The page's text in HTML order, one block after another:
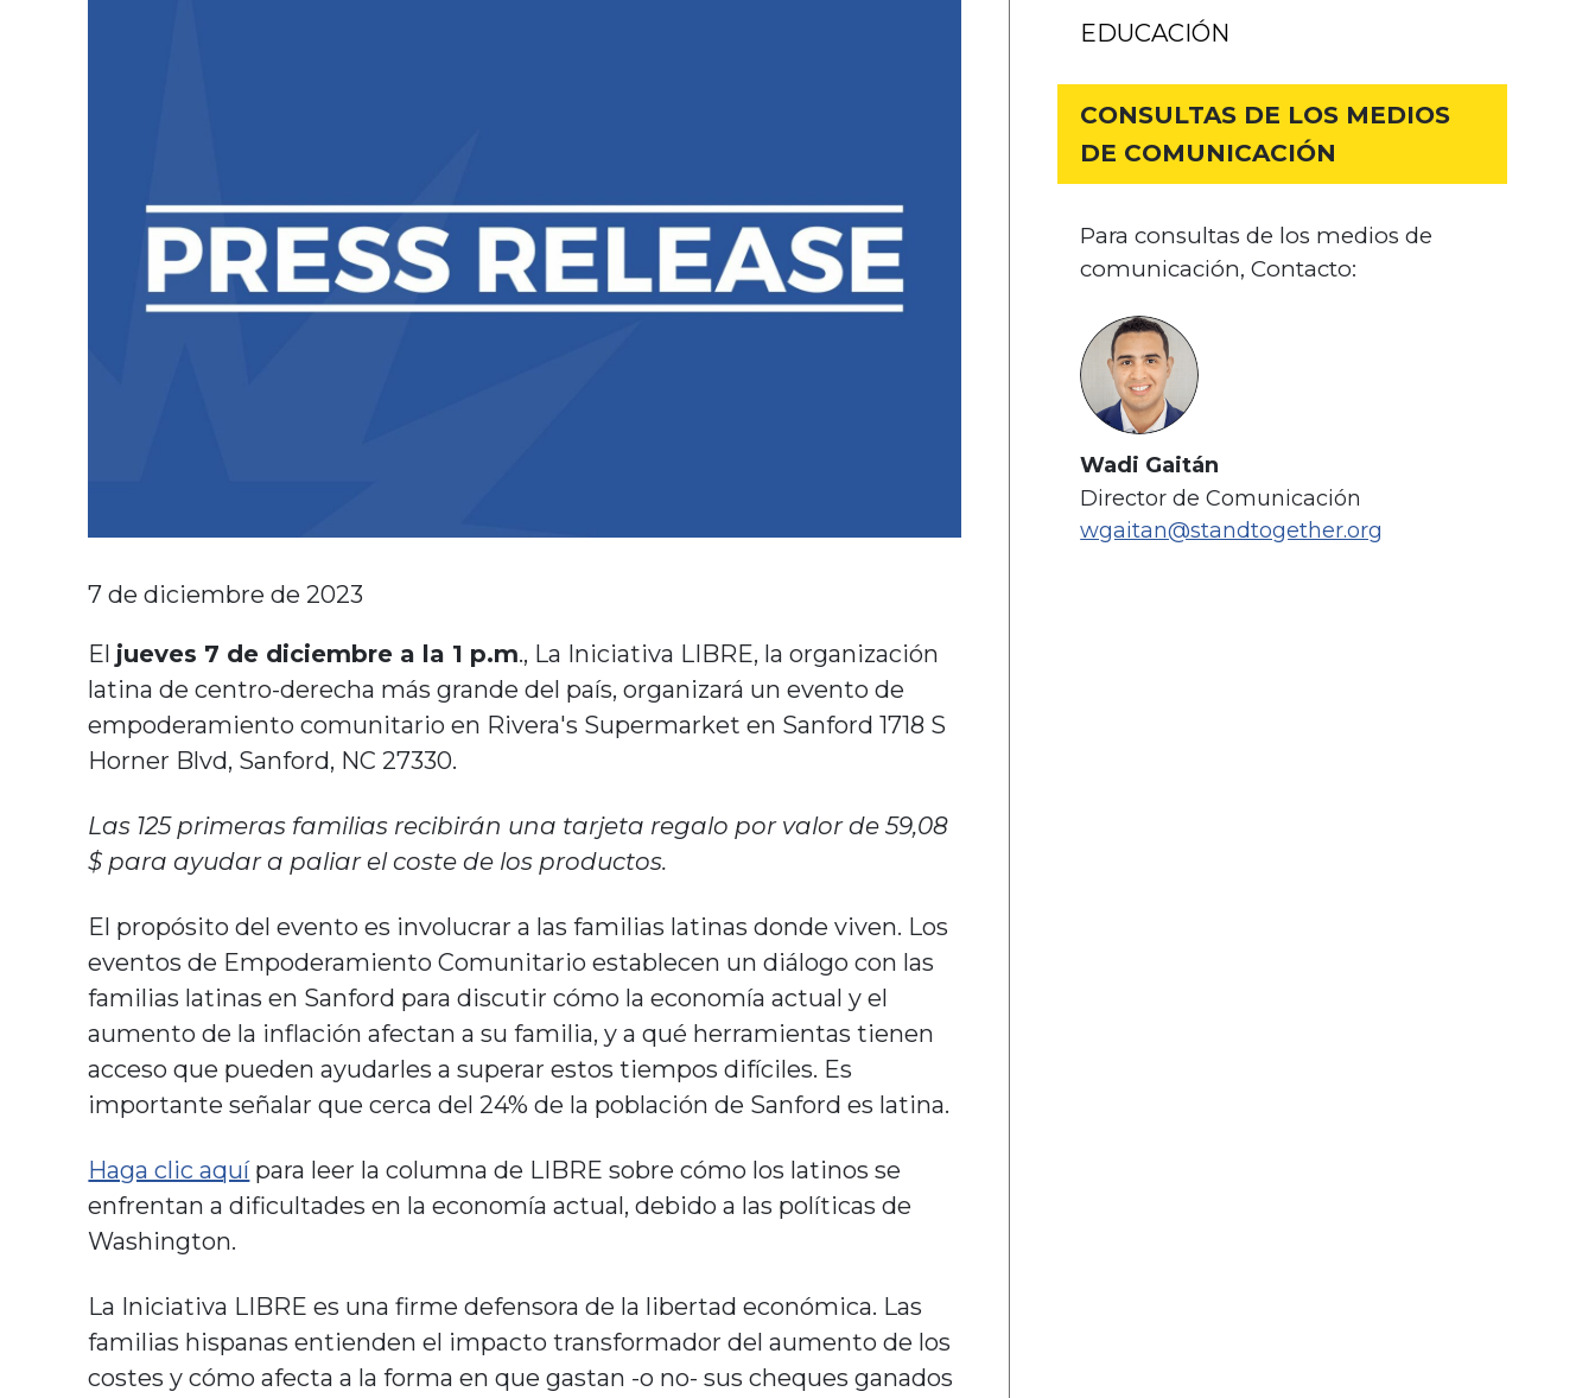
7 de diciembre de 2023
El jueves 7 de diciembre a la 1 p.m., La Iniciativa LIBRE, la organización
latina de centro-derecha más grande del país, organizará un evento de
empoderamiento comunitario en Rivera's Supermarket en Sanford 1718 S
Horner Blvd, Sanford, NC 27330.
Las 125 primeras familias recibirán una tarjeta regalo por valor de 59,08
$ para ayudar a paliar el coste de los productos.
El propósito del evento es involucrar a las familias latinas donde viven. Los
eventos de Empoderamiento Comunitario establecen un diálogo con las
familias latinas en Sanford para discutir cómo la economía actual y el
aumento de la inflación afectan a su familia, y a qué herramientas tienen
acceso que pueden ayudarles a superar estos tiempos difíciles. Es
importante señalar que cerca del 24% de la población de Sanford es latina.
Haga clic aquípara leer la columna de LIBRE sobre cómo los latinos se
enfrentan a dificultades en la economía actual, debido a las políticas de
Washington.
La Iniciativa LIBRE es una firme defensora de la libertad económica. Las
familias hispanas entienden el impacto transformador del aumento de los
costes y cómo afecta a la forma en que gastan -o no- sus cheques ganados
EDUCACIÓN
CONSULTAS DE LOS MEDIOS
DE COMUNICACIÓN
Para consultas de los medios de
comunicación, Contacto:
Wadi Gaitán
Director de Comunicación
wgaitan@standtogether.org